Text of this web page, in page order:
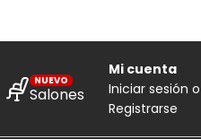
NUEVO
Salones
Mi cuenta
Iniciar sesión o
Registrarse